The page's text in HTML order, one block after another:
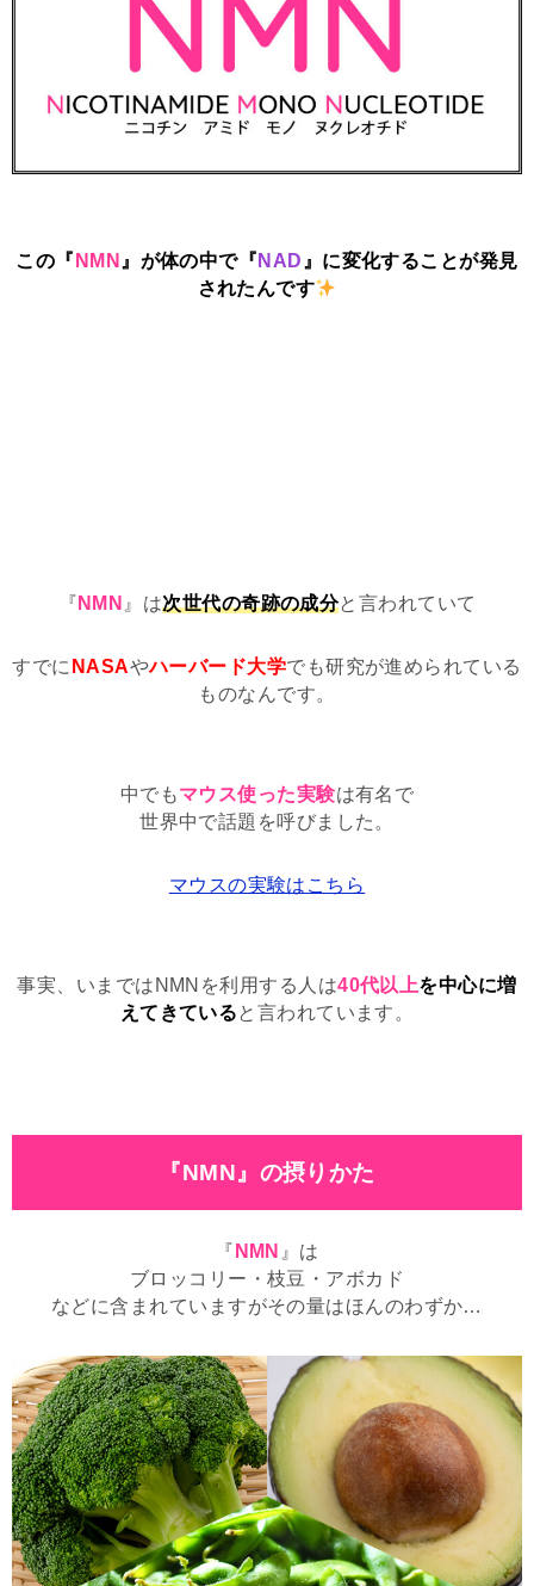
この『 NMN 』が体の中で『 NAD』に変化することが発見
されたんです
『 NMN 』は次世代の奇跡の成分と言われていて
すでに NASAやハーバード大学でも研究が進められている
ものなんです。
中でもマウス使った実験は有名で
世界中で話題を呼びました。
マウスの実験はこちら
事実、いまではNMNを利用する人は40代以上を中心に増
えてきていると言われています。
『NMN』の摂りかた
『 NMN 』は
ブロッコリー・枝豆・アボカド
などに含まれていますがその量はほんのわずか…